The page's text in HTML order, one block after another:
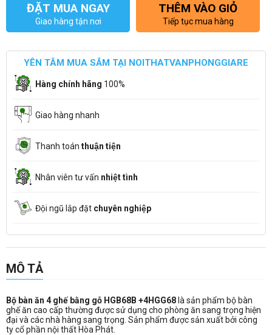
ĐẶT MUA NGAY
Giao hàng tận nơi
THÊM VÀO GIỎ
Tiếp tục mua hàng
YÊN TÂM MUA SẮM TẠI NOITHATVANPHONGGIARE
Hàng chính hãng 100%
Giao hàng nhanh
Thanh toán thuận tiện
Nhân viên tư vấn nhiệt tình
Đội ngũ lắp đặt chuyên nghiệp
MÔ TẢ
Bộ bàn ăn 4 ghế bằng gỗ HGB68B +4HGG68 là sản phẩm bộ bàn
ghế ăn cao cấp thường được sử dụng cho phòng ăn sang trọng hiện
đại và các nhà hàng sang trọng. Sản phẩm được sản xuất bởi công
ty cổ phần nội thất Hòa Phát.